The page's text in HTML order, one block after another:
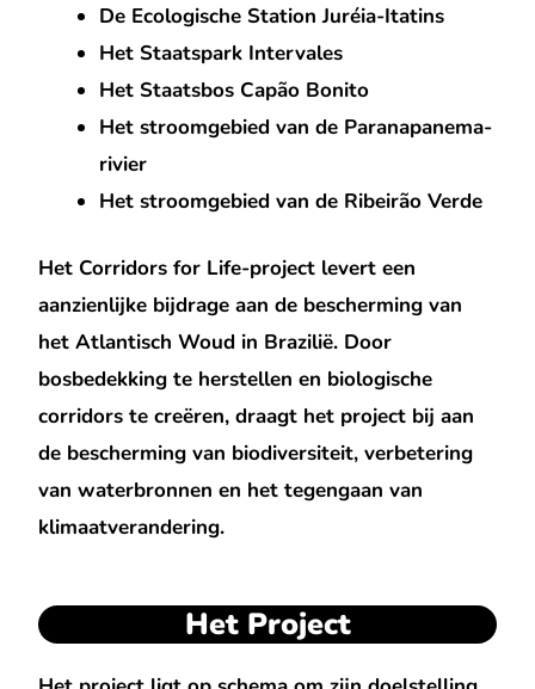
De Ecologische Station Juréia-Itatins
Het Staatspark Intervales
Het Staatsbos Capão Bonito
Het stroomgebied van de Paranapanema-
rivier
Het stroomgebied van de Ribeirão Verde
Het Corridors for Life-project levert een
aanzienlijke bijdrage aan de bescherming van
het Atlantisch Woud in Brazilië. Door
bosbedekking te herstellen en biologische
corridors te creëren, draagt het project bij aan
de bescherming van biodiversiteit, verbetering
van waterbronnen en het tegengaan van
klimaatverandering.
Het Project